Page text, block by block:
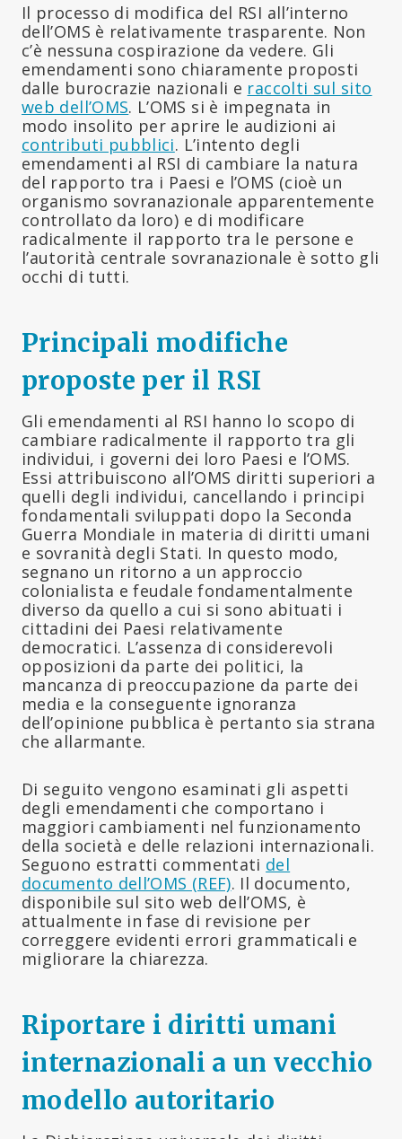
Il processo di modifica del RSI all’interno
dell’OMS è relativamente trasparente. Non
c’è nessuna cospirazione da vedere. Gli
emendamenti sono chiaramente proposti
dalle burocrazie nazionali e raccolti sul sito
web dell’OMS. L’OMS si è impegnata in
modo insolito per aprire le audizioni ai
contributi pubblici. L’intento degli
emendamenti al RSI di cambiare la natura
del rapporto tra i Paesi e l’OMS (cioè un
organismo sovranazionale apparentemente
controllato da loro) e di modificare
radicalmente il rapporto tra le persone e
l’autorità centrale sovranazionale è sotto gli
occhi di tutti.
Principali modifiche
proposte per il RSI
Gli emendamenti al RSI hanno lo scopo di
cambiare radicalmente il rapporto tra gli
individui, i governi dei loro Paesi e l’OMS.
Essi attribuiscono all’OMS diritti superiori a
quelli degli individui, cancellando i principi
fondamentali sviluppati dopo la Seconda
Guerra Mondiale in materia di diritti umani
e sovranità degli Stati. In questo modo,
segnano un ritorno a un approccio
colonialista e feudale fondamentalmente
diverso da quello a cui si sono abituati i
cittadini dei Paesi relativamente
democratici. L’assenza di considerevoli
opposizioni da parte dei politici, la
mancanza di preoccupazione da parte dei
media e la conseguente ignoranza
dell’opinione pubblica è pertanto sia strana
che allarmante.
Di seguito vengono esaminati gli aspetti
degli emendamenti che comportano i
maggiori cambiamenti nel funzionamento
della società e delle relazioni internazionali.
Seguono estratti commentati del
documento dell’OMS (REF). Il documento,
disponibile sul sito web dell’OMS, è
attualmente in fase di revisione per
correggere evidenti errori grammaticali e
migliorare la chiarezza.
Riportare i diritti umani
internazionali a un vecchio
modello autoritario